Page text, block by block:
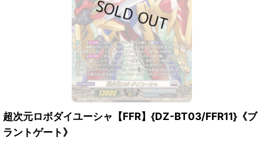
超次元ロボダイユーシャ【FFR】{DZ-BT03/FFR11}《ブ
ラントゲート》